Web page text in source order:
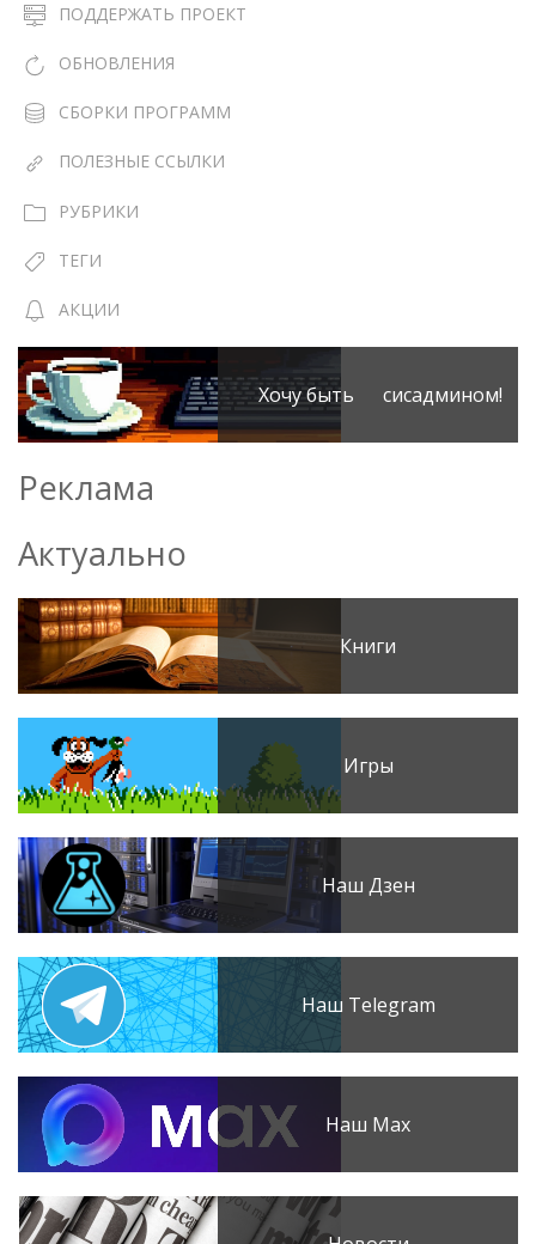
ПОДДЕРЖАТЬ ПРОЕКТ
ОБНОВЛЕНИЯ
СБОРКИ ПРОГРАММ
ПОЛЕЗНЫЕ ССЫЛКИ
РУБРИКИ
ТЕГИ
АКЦИИ
Хочу быть сисадмином!
Реклама
Актуально
Книги
Игры
Наш Дзен
Наш Telegram
Наш Max